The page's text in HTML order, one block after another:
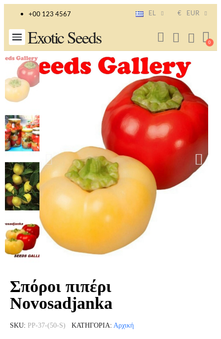
+00 123 4567 EL € EUR
Exotic Seeds
Σπόροι πιπέρι
Novosadjanka
SKU PP-37-(50-S) ΚΑΤΗΓΟΡΊΑ Αρχική